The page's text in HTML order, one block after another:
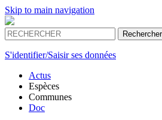
Skip to main navigation
S'identifier/Saisir ses données
Actus
Espèces
Communes
Doc